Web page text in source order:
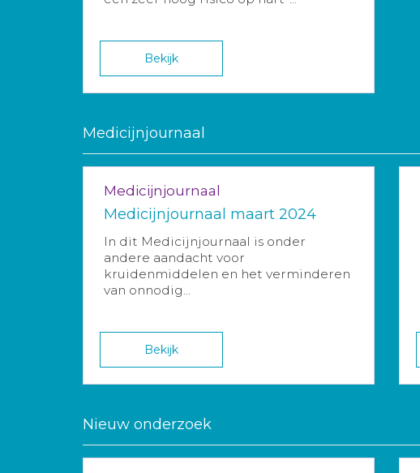
Bekijk
Medicijnjournaal
Medicijnjournaal
Medicijnjournaal maart 2024
In dit Medicijnjournaal is onder
andere aandacht voor
kruidenmiddelen en het verminderen
van onnodig...
Bekijk
Nieuw onderzoek